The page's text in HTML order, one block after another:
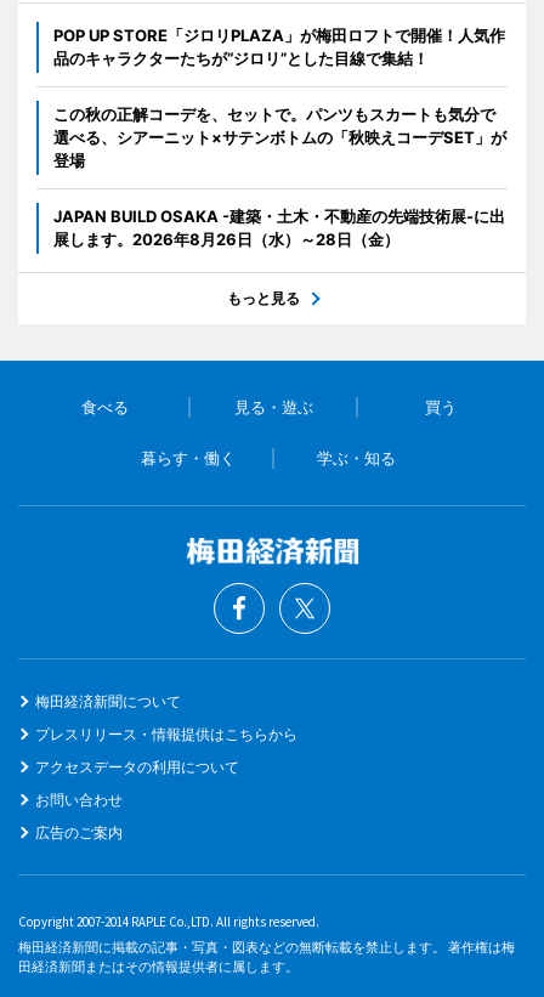
POP UP STORE「ジロリPLAZA」が梅田ロフトで開催！人気作
品のキャラクターたちが“ジロリ”とした目線で集結！
この秋の正解コーデを、セットで。パンツもスカートも気分で
選べる、シアーニット×サテンボトムの「秋映えコーデSET」が
登場
JAPAN BUILD OSAKA -建築・土木・不動産の先端技術展-に出
展します。2026年8月26日（水）～28日（金）
もっと見る
食べる 見る・遊ぶ 買う
暮らす・働く 学ぶ・知る
梅田経済新聞について
プレスリリース・情報提供はこちらから
アクセスデータの利用について
お問い合わせ
広告のご案内
Copyright 2007-2014 RAPLE Co.,LTD. All rights reserved.
梅田経済新聞に掲載の記事・写真・図表などの無断転載を禁止します。 著作権は梅
田経済新聞またはその情報提供者に属します。